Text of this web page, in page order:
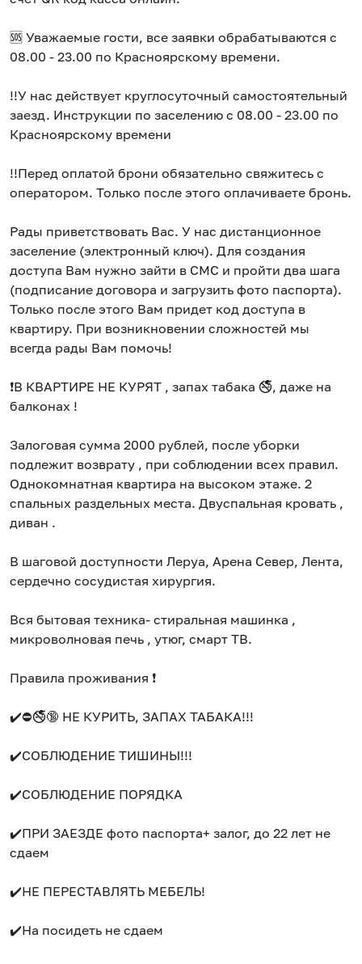
🆘 Уважаемые гости, все заявки обрабатываются с
08.00 - 23.00 по Красноярскому времени.
!!У нас действует круглосуточный самостоятельный
заезд. Инструкции по заселению с 08.00 - 23.00 по
Красноярскому времени
!!Перед оплатой брони обязательно свяжитесь с
оператором. Только после этого оплачиваете бронь.
Рады приветствовать Вас. У нас дистанционное
заселение (электронный ключ). Для создания
доступа Вам нужно зайти в СМС и пройти два шага
(подписание договора и загрузить фото паспорта).
Только после этого Вам придет код доступа в
квартиру. При возникновении сложностей мы
всегда рады Вам помочь!
❗В КВАРТИРЕ НЕ КУРЯТ , запах табака 🚭, даже на
балконах !
Залоговая сумма 2000 рублей, после уборки
подлежит возврату , при соблюдении всех правил.
Однокомнатная квартира на высоком этаже. 2
спальных раздельных места. Двуспальная кровать ,
диван .
В шаговой доступности Леруа, Арена Север, Лента,
сердечно сосудистая хирургия.
Вся бытовая техника- стиральная машинка ,
микроволновая печь , утюг, смарт ТВ.
Правила проживания ❗️
✔️⛔🚭🔞 НЕ КУРИТЬ, ЗАПАХ ТАБАКА!!!
✔️СОБЛЮДЕНИЕ ТИШИНЫ!!!
✔️СОБЛЮДЕНИЕ ПОРЯДКА
✔️ПРИ ЗАЕЗДЕ фото паспорта+ залог, до 22 лет не
сдаем
✔️НЕ ПЕРЕСТАВЛЯТЬ МЕБЕЛЬ!
✔️На посидеть не сдаем